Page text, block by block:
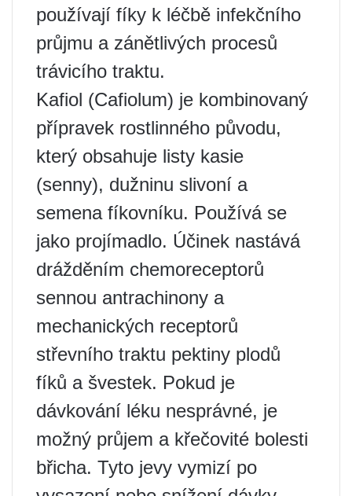
používají fíky k léčbě infekčního
průjmu a zánětlivých procesů
trávicího traktu.
Kafiol (Cafiolum) je kombinovaný
přípravek rostlinného původu,
který obsahuje listy kasie
(senny), dužninu slivoní a
semena fíkovníku. Používá se
jako projímadlo. Účinek nastává
drážděním chemoreceptorů
sennou antrachinony a
mechanických receptorů
střevního traktu pektiny plodů
fíků a švestek. Pokud je
dávkování léku nesprávné, je
možný průjem a křečovité bolesti
břicha. Tyto jevy vymizí po